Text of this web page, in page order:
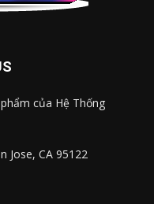
của Hệ Thống
Jose, CA 95122